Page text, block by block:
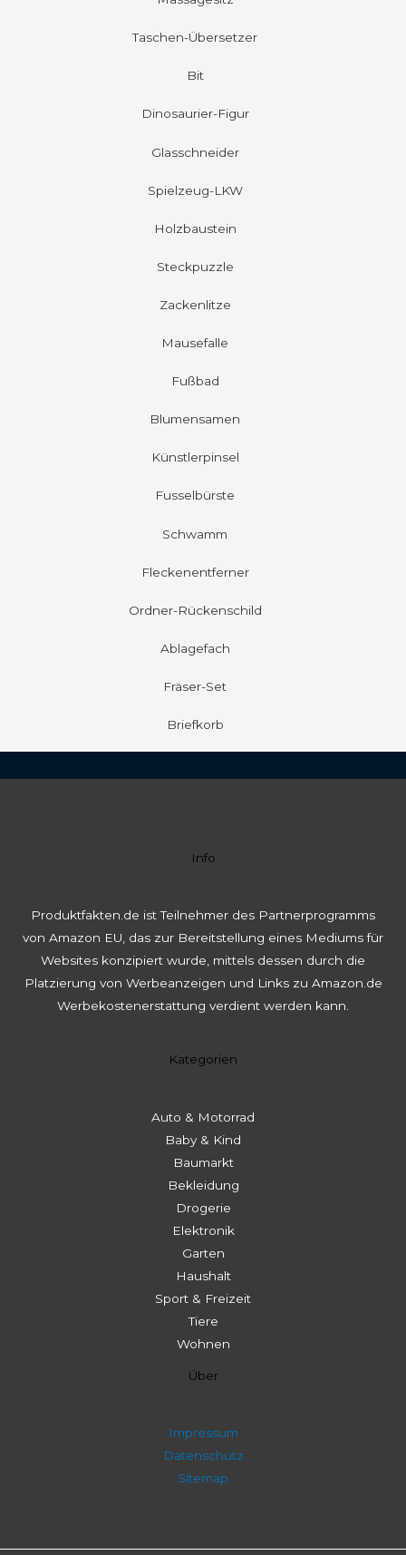
Taschen-Übersetzer
Bit
Dinosaurier-Figur
Glasschneider
Spielzeug-LKW
Holzbaustein
Steckpuzzle
Zackenlitze
Mausefalle
Fußbad
Blumensamen
Künstlerpinsel
Fusselbürste
Schwamm
Fleckenentferner
Ordner-Rückenschild
Ablagefach
Fräser-Set
Briefkorb
Info
Produktfakten.de ist Teilnehmer des Partnerprogramms
von Amazon EU, das zur Bereitstellung eines Mediums für
Websites konzipiert wurde, mittels dessen durch die
Platzierung von Werbeanzeigen und Links zu Amazon.de
Werbekostenerstattung verdient werden kann.
Kategorien
Auto & Motorrad
Baby & Kind
Baumarkt
Bekleidung
Drogerie
Elektronik
Garten
Haushalt
Sport & Freizeit
Tiere
Wohnen
Über
Impressum
Datenschutz
Sitemap